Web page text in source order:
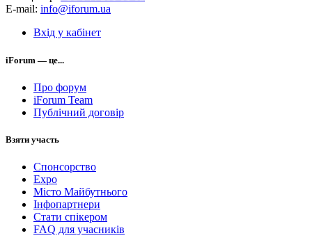
E-mail: info@iforum.ua
Вхід у кабінет
iForum — це...
Про форум
iForum Team
Публічний договір
Взяти участь
Спонсорство
Expo
Місто Майбутнього
Інфопартнери
Стати спікером
FAQ для учасників